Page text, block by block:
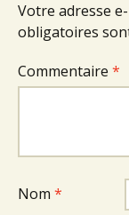
Votre adresse
obligatoires
Commentaire *
Nom *